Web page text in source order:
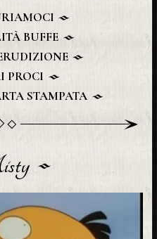
BUFFE
PROCI
STAMPATA